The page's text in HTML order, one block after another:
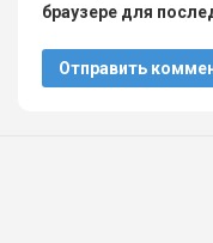
браузере для